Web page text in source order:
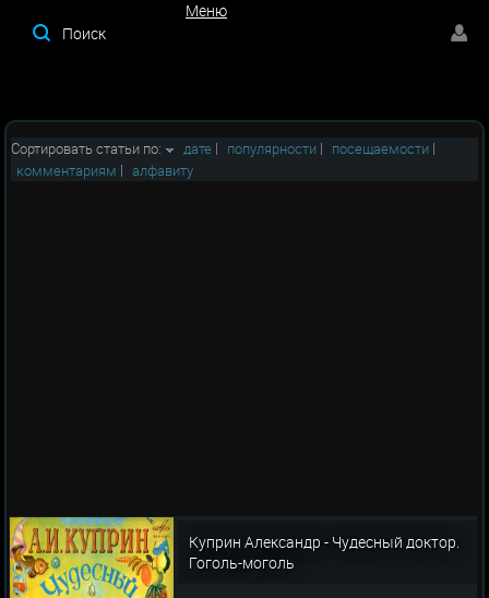
Меню
Сортировать статьи по: дате | популярности | посещаемости |
комментариям | алфавиту
Куприн Александр - Чудесный доктор.
Гоголь-моголь